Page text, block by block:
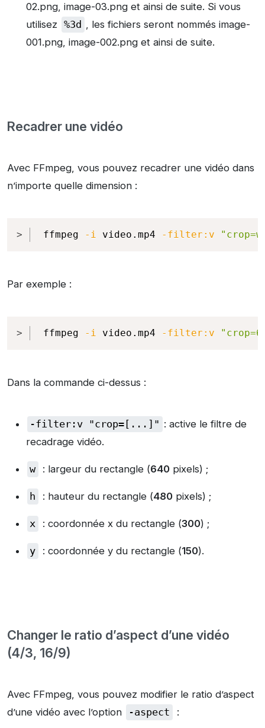
02.png, image-03.png et ainsi de suite. Si vous
utilisez
%3d , les fichiers seront nommés image-
001.png, image-002.png et ainsi de suite.
Recadrer une vidéo
Avec FFmpeg, vous pouvez recadrer une vidéo dans
n’importe quelle dimension :
ffmpeg -i video.mp4 -filter:v Copy
Par exemple :
ffmpeg -i video.mp4 -filter:v Copy
Dans la commande ci-dessus :
-filter:v "crop=[...]" : active le filtre de
recadrage vidéo.
w : largeur du rectangle (640pixels) ;
h : hauteur du rectangle (480pixels) ;
x : coordonnée x du rectangle (300) ;
y : coordonnée y du rectangle (150).
Changer le ratio d’aspect d’une vidéo
(4/3, 16/9)
Avec FFmpeg, vous pouvez modifier le ratio d’aspect
d’une vidéo avec l’option
-aspect :